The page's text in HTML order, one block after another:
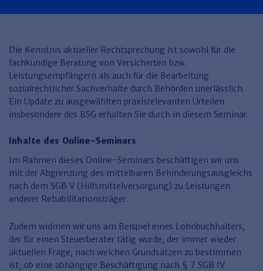
Arbeitsrecht
Entgeltabrechnung
Führung
Organisation
Personalentwicklung und
Talentmanagement
Persönlichkeitsentwicklung
Steuern & Rechnungswesen
Finden Sie Ihr Thema
Steuerrecht
Rechnungswesen
Software und Tools
Recht & Compliance
Finden Sie Ihr Thema
Rechtsanwaltskanzlei und Gebühren
Verkehrsrecht
Sozialrecht
Compliance
Zurück
Immobilien
WEG-Verwaltung
Wohnungswirtschaft
Zurück
Öffentlicher Dienst
TV-L
TVöD
SGB & Sozialwesen
Zurück
Finden Sie Ihr Thema
Betriebliches
Gesundheitsmanagement
Zurück
Finden Sie Ihr Thema
Die Kenntnis aktueller Rechtsprechung ist sowohl für die
fachkundige Beratung von Versicherten bzw.
Leistungsempfängern als auch für die Bearbeitung
sozialrechtlicher Sachverhalte durch Behörden unerlässlich.
Ein Update zu ausgewählten praxisrelevanten Urteilen
insbesondere des BSG erhalten Sie durch in diesem Seminar.
Inhalte des Online-Seminars
Im Rahmen dieses Online-Seminars beschäftigen wir uns
mit der Abgrenzung des mittelbaren Behinderungsausgleichs
nach dem SGB V (Hilfsmittelversorgung) zu Leistungen
anderer Rehabilitationsträger.
Zudem widmen wir uns am Beispiel eines Lohnbuchhalters,
der für einen Steuerberater tätig wurde, der immer wieder
aktuellen Frage, nach welchen Grundsätzen zu bestimmen
ist, ob eine abhängige Beschäftigung nach § 7 SGB IV